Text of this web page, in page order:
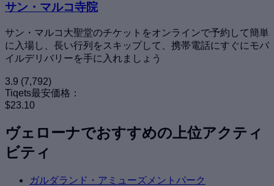
サン・マルコ寺院
サン・マルコ大聖堂のチケットをオンラインで予約して簡単
に入場し、長い行列をスキップして、携帯電話にすぐにモバ
イルデリバリーを手に入れましょう
3.9 (7,792)
Tiqets最安価格：
$23.10
ヴェローナでおすすめの上位アクティ
ビティ
ガルダランド・アミューズメントパーク